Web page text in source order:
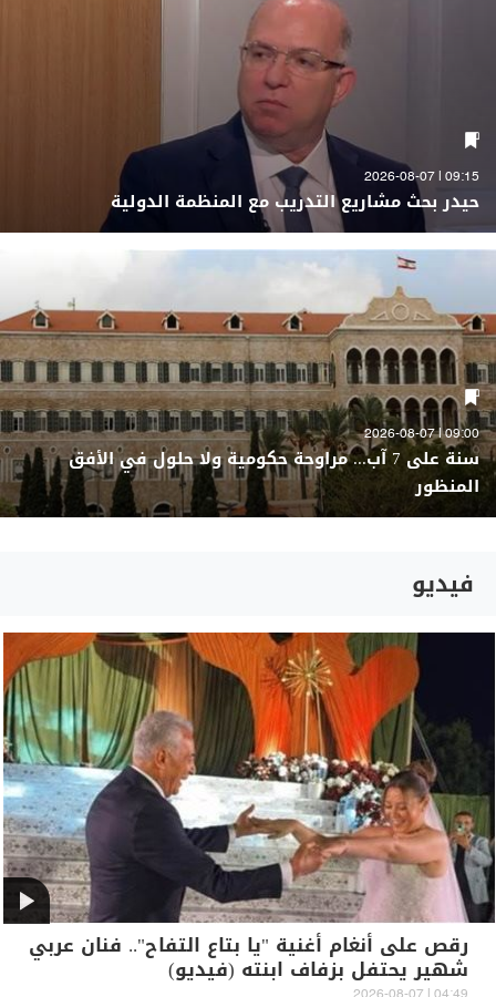
09:15 | 2026-08-07
حيدر بحث مشاريع التدريب مع المنظمة الدولية
09:00 | 2026-08-07
سنة على 7 آب... مراوحة حكومية ولا حلول في الأفق
المنظور
فيديو
رقص على أنغام أغنية "يا بتاع التفاح".. فنان عربي
شهير يحتفل بزفاف ابنته (فيديو)